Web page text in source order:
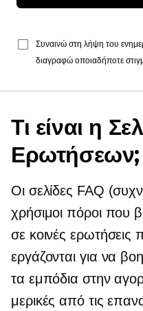
Συναινώ στη λήψη του
διαγραφώ οποιαδήποτε
Τι είναι η
Ερωτήσεων;
Οι σελίδες FAQ
χρήσιμοι πόροι που
σε κοινές ερωτήσεις
εργάζονται για να
τα εμπόδια στην
μερικές από τις